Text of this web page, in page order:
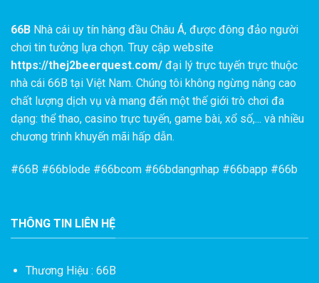
66B Nhà cái uy tín hàng đầu Châu Á, được đông đảo người
chơi tin tưởng lựa chọn. Truy cập website
https://thej2beerquest.com/ đại lý trực tuyến trực thuộc
nhà cái 66B tại Việt Nam. Chúng tôi không ngừng nâng cao
chất lượng dịch vụ và mang đến một thế giới trò chơi đa
dạng: thể thao, casino trực tuyến, game bài, xổ số,... và nhiều
chương trình khuyến mãi hấp dẫn.
#66B #66blode #66bcom #66bdangnhap #66bapp #66b
THÔNG TIN LIÊN HỆ
Thương Hiệu : 66B